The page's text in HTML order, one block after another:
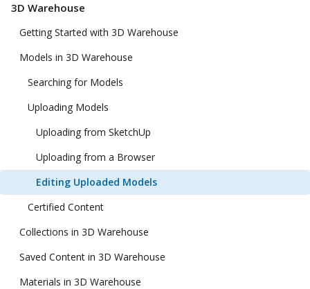
3D Warehouse
Getting Started with 3D Warehouse
Models in 3D Warehouse
Searching for Models
Uploading Models
Uploading from SketchUp
Uploading from a Browser
Editing Uploaded Models
Certified Content
Collections in 3D Warehouse
Saved Content in 3D Warehouse
Materials in 3D Warehouse